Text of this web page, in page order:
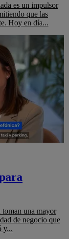
es un impulsor
que las
Hoy en día...
una mayor
de negocio que
y...